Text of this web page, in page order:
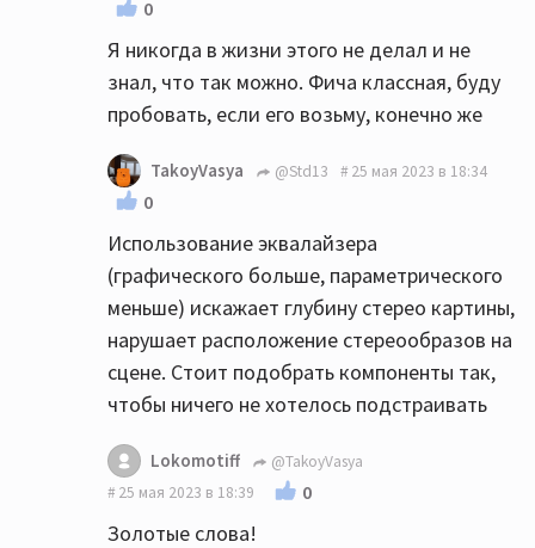
0
Я никогда в жизни этого не делал и не
знал, что так можно. Фича классная, буду
пробовать, если его возьму, конечно же
TakoyVasya @Std13 25 мая 2023 в 18:34
0
Использование эквалайзера
(графического больше, параметрического
меньше) искажает глубину стерео картины,
нарушает расположение стереообразов на
сцене. Стоит подобрать компоненты так,
чтобы ничего не хотелось подстраивать
Lokomotiff
@TakoyVasya
25 мая 2023 в 18:39
0
Золотые слова!